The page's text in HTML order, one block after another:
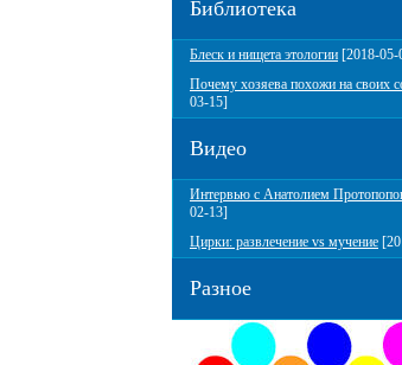
Библиотека
Блеск и нищета этологии [2018-05-
Почему хозяева похожи на своих
03-15]
Видео
Интервью с Анатолием
02-13]
Цирки: развлечение vs мучение
Разное